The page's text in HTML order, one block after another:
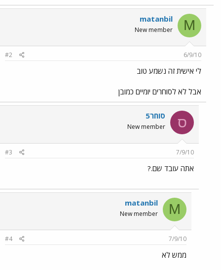
M
matanbil
New member
6/9/10
#2
לי אישית זה נשמע טוב
אבל לא לסוחרים יומיים כמובן
ס סוחר5
New member
7/9/10
#3
אתה עובד שם.?
M
matanbil
New member
7/9/10
#4
ממש לא